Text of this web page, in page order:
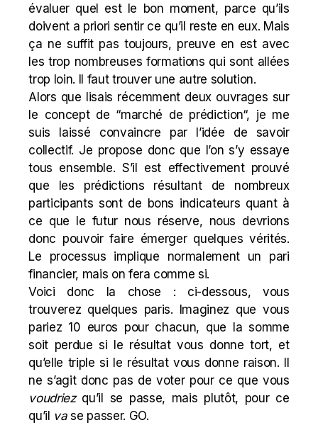
évaluer quel est le bon moment, parce qu’ils
doivent a priori sentir ce qu’il reste en eux. Mais
ça ne suffit pas toujours, preuve en est avec
les trop nombreuses formations qui sont allées
trop loin. Il faut trouver une autre solution.
Alors que lisais récemment deux ouvrages sur
le concept de “marché de prédiction“, je me
suis laissé convaincre par l’idée de savoir
collectif. Je propose donc que l’on s’y essaye
tous ensemble. S’il est effectivement prouvé
que les prédictions résultant de nombreux
participants sont de bons indicateurs quant à
ce que le futur nous réserve, nous devrions
donc pouvoir faire émerger quelques vérités.
Le processus implique normalement un pari
financier, mais on fera comme si.
Voici donc la chose : ci-dessous, vous
trouverez quelques paris. Imaginez que vous
pariez 10 euros pour chacun, que la somme
soit perdue si le résultat vous donne tort, et
qu’elle triple si le résultat vous donne raison. Il
ne s’agit donc pas de voter pour ce que vous
voudriezqu’il se passe, mais plutôt, pour ce
qu’il vase passer. GO.